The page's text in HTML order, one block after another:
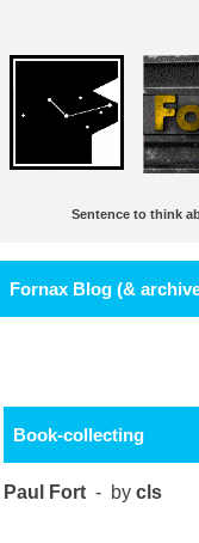
Sentence to think
Fornax Blog (&
Book-collecting
Paul Fort - bycls